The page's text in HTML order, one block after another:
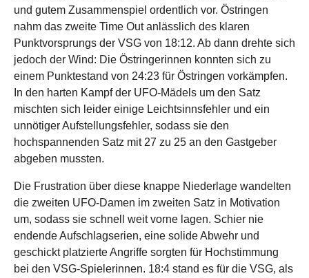
und gutem Zusammenspiel ordentlich vor. Östringen
nahm das zweite Time Out anlässlich des klaren
Punktvorsprungs der VSG von 18:12. Ab dann drehte sich
jedoch der Wind: Die Östringerinnen konnten sich zu
einem Punktestand von 24:23 für Östringen vorkämpfen.
In den harten Kampf der UFO-Mädels um den Satz
mischten sich leider einige Leichtsinnsfehler und ein
unnötiger Aufstellungsfehler, sodass sie den
hochspannenden Satz mit 27 zu 25 an den Gastgeber
abgeben mussten.
Die Frustration über diese knappe Niederlage wandelten
die zweiten UFO-Damen im zweiten Satz in Motivation
um, sodass sie schnell weit vorne lagen. Schier nie
endende Aufschlagserien, eine solide Abwehr und
geschickt platzierte Angriffe sorgten für Hochstimmung
bei den VSG-Spielerinnen. 18:4 stand es für die VSG, als